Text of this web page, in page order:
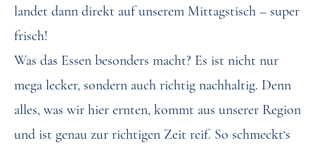
landet dann direkt auf unserem Mittagstisch – super
frisch!
Was das Essen besonders macht? Es ist nicht nur
mega lecker, sondern auch richtig nachhaltig. Denn
alles, was wir hier ernten, kommt aus unserer Region
und ist genau zur richtigen Zeit reif. So schmeckt‘s